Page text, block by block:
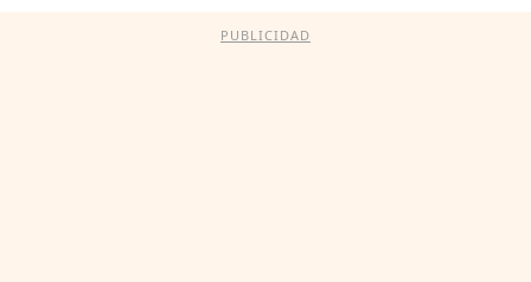
PUBLICIDAD